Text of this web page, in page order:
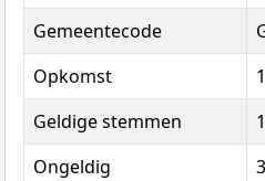
Gemeentecode
Opkomst
Geldige stemmen
Ongeldig
3